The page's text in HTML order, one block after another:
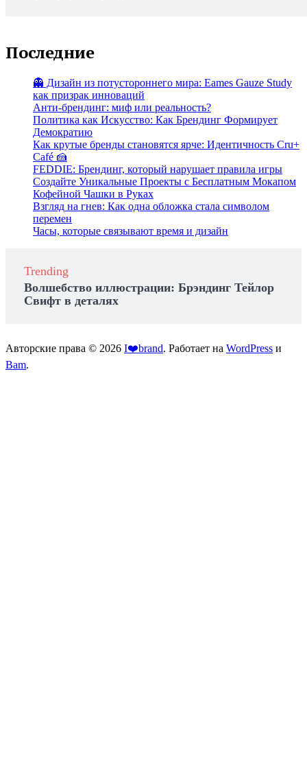
Последние
👻 Дизайн из потустороннего мира: Eames Gauze Study
как призрак инноваций
Анти-брендинг: миф или реальность?
Политика как Искусство: Как Брендинг Формирует
Демократию
Как крутые бренды становятся ярче: Идентичность Cru+
Café 🍰
FEDDIE: Брендинг, который нарушает правила игры
Создайте Уникальные Проекты с Бесплатным Мокапом
Кофейной Чашки в Руках
Взгляд на гнев: Как одна обложка стала символом
перемен
Часы, которые связывают время и дизайн
Trending
Волшебство иллюстрации: Брэндинг Тейлор
Свифт в деталях
Авторские права © 2026 I❤️brand. Работает на WordPress и
Bam.